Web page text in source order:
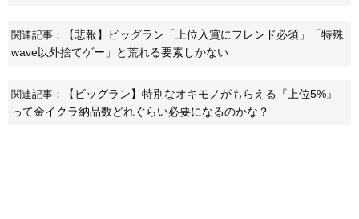
関連記事：
【悲報】ビッグラン「上位入賞にフレンド必須」「特殊
wave以外捨てゲー」と荒れる要素しかない
関連記事：
【ビッグラン】特別なオキモノがもらえる『上位5%』
って金イクラ納品数どれぐらい必要になるのかな？